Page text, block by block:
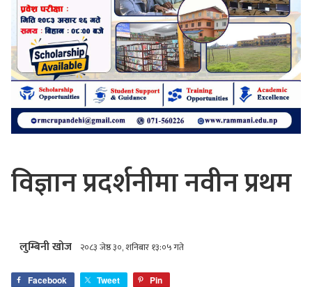
विज्ञान प्रदर्शनीमा नवीन प्रथम
लुम्बिनी खोज २०८३ जेष्ठ ३०, शनिबार १३:०५ गते
Facebook Tweet Pin